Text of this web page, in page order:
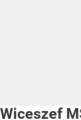
Wiceszef